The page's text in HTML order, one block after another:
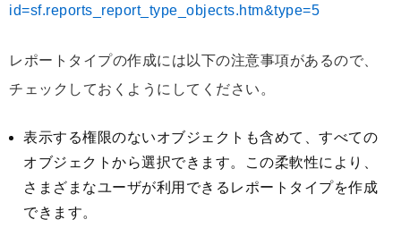
id=sf.reports_report_type_objects.htm&type=5
レポートタイプの作成には以下の注意事項があるので、
チェックしておくようにしてください。
表示する権限のないオブジェクトも含めて、すべての
オブジェクトから選択できます。この柔軟性により、
さまざまなユーザが利用できるレポートタイプを作成
できます。